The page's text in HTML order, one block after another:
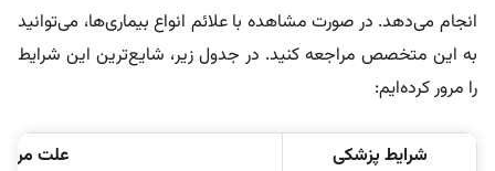
انجام می‌دهد. در صورت مشاهده با علائم انواع بیماری‌ها، می‌توانید
به این متخصص مراجعه کنید. در جدول زیر، شایع‌ترین این شرایط
را مرور کرده‌ایم:
شرایط پزشکی
علت